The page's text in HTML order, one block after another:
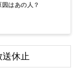
はあの人？
休止